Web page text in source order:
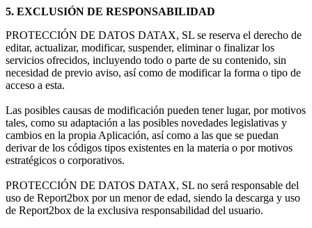
5. EXCLUSIÓN DE RESPONSABILIDAD
PROTECCIÓN DE DATOS DATAX, SL se reserva el derecho de
editar, actualizar, modificar, suspender, eliminar o finalizar los
servicios ofrecidos, incluyendo todo o parte de su contenido, sin
necesidad de previo aviso, así como de modificar la forma o tipo de
acceso a esta.
Las posibles causas de modificación pueden tener lugar, por motivos
tales, como su adaptación a las posibles novedades legislativas y
cambios en la propia Aplicación, así como a las que se puedan
derivar de los códigos tipos existentes en la materia o por motivos
estratégicos o corporativos.
PROTECCIÓN DE DATOS DATAX, SL no será responsable del
uso de Report2box por un menor de edad, siendo la descarga y uso
de Report2box de la exclusiva responsabilidad del usuario.